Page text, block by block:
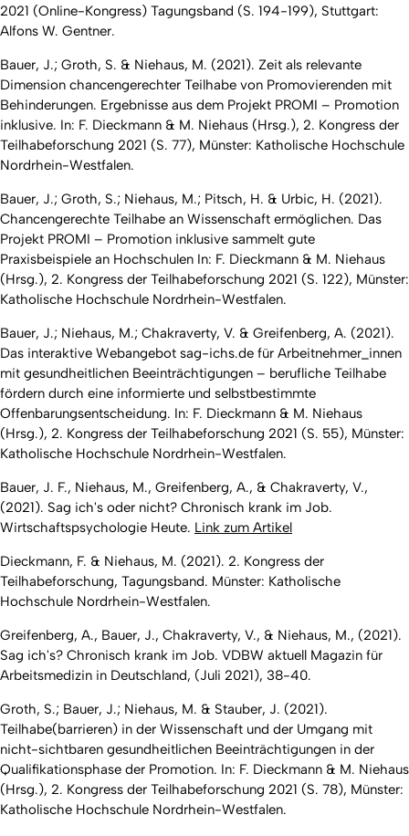
2021 (Online-Kongress) Tagungsband (S. 194-199), Stuttgart:
Alfons W. Gentner.
Bauer, J.; Groth, S. & Niehaus, M. (2021). Zeit als relevante
Dimension chancengerechter Teilhabe von Promovierenden mit
Behinderungen. Ergebnisse aus dem Projekt PROMI – Promotion
inklusive. In: F. Dieckmann & M. Niehaus (Hrsg.), 2. Kongress der
Teilhabeforschung 2021 (S. 77), Münster: Katholische Hochschule
Nordrhein-Westfalen.
Bauer, J.; Groth, S.; Niehaus, M.; Pitsch, H. & Urbic, H. (2021).
Chancengerechte Teilhabe an Wissenschaft ermöglichen. Das
Projekt PROMI – Promotion inklusive sammelt gute
Praxisbeispiele an Hochschulen In: F. Dieckmann & M. Niehaus
(Hrsg.), 2. Kongress der Teilhabeforschung 2021 (S. 122), Münster:
Katholische Hochschule Nordrhein-Westfalen.
Bauer, J.; Niehaus, M.; Chakraverty, V. & Greifenberg, A. (2021).
Das interaktive Webangebot sag-ichs.de für Arbeitnehmer_innen
mit gesundheitlichen Beeinträchtigungen – berufliche Teilhabe
fördern durch eine informierte und selbstbestimmte
Offenbarungsentscheidung. In: F. Dieckmann & M. Niehaus
(Hrsg.), 2. Kongress der Teilhabeforschung 2021 (S. 55), Münster:
Katholische Hochschule Nordrhein-Westfalen.
Bauer, J. F., Niehaus, M., Greifenberg, A., & Chakraverty, V.,
(2021). Sag ich's oder nicht? Chronisch krank im Job.
Wirtschaftspsychologie Heute. Link zum Artikel
Dieckmann, F. & Niehaus, M. (2021). 2. Kongress der
Teilhabeforschung, Tagungsband. Münster: Katholische
Hochschule Nordrhein-Westfalen.
Greifenberg, A., Bauer, J., Chakraverty, V., & Niehaus, M., (2021).
Sag ich's? Chronisch krank im Job. VDBW aktuell Magazin für
Arbeitsmedizin in Deutschland, (Juli 2021), 38-40.
Groth, S.; Bauer, J.; Niehaus, M. & Stauber, J. (2021).
Teilhabe(barrieren) in der Wissenschaft und der Umgang mit
nicht-sichtbaren gesundheitlichen Beeinträchtigungen in der
Qualifikationsphase der Promotion. In: F. Dieckmann & M. Niehaus
(Hrsg.), 2. Kongress der Teilhabeforschung 2021 (S. 78), Münster:
Katholische Hochschule Nordrhein-Westfalen.